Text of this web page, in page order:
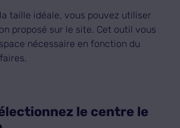
taille idéale, vous pouvez utiliser
proposé sur le site. Cet outil vous
nécessaire en fonction du
le centre le